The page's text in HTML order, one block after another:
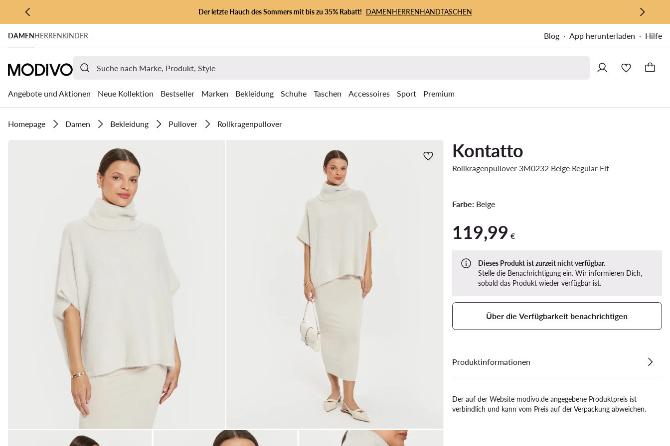
ZUM HAUPTINHALT SPRINGEN
ZUR SUCHE
Der letzte Hauch des Sommers mit bis zu 35% Rabatt! DAMENHERRENHANDTASCHEN
DAMENHERRENKINDER Blog App herunterladen Hilfe
Angebote und Aktionen Neue Kollektion Bestseller Marken Bekleidung Schuhe Taschen Accessoires Sport Premium
Homepage Damen Bekleidung Pullover Rollkragenpullover
Kontatto
Rollkragenpullover 3M0232 Beige Regular Fit
Farbe:Beige
119,99 €
119,99 €
Dieses Produkt ist zurzeit nicht verfügbar.
Stelle die Benachrichtigung ein. Wir informieren Dich,
sobald das Produkt wieder verfügbar ist.
Über die Verfügbarkeit benachrichtigen
Produktinformationen
Der auf der Website modivo.de angegebene Produktpreis ist
verbindlich und kann vom Preis auf der Verpackung abweichen.